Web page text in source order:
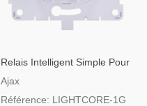
Relais Intelligent Simple Pour
Interrupteur D'éclairage
Ajax
Référence: LIGHTCORE-1G